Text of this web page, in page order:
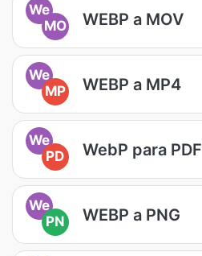
We
MO
WEBP a MOV
We
MP
WEBP a MP4
We
PD
WebP para PDF
We
PN
WEBP a PNG